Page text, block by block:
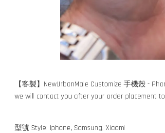
【客製】NewUrbanMale Customize 手機殼 -
we will contact you after your order placement
型號 Style: Iphone, Samsung, Xiaomi